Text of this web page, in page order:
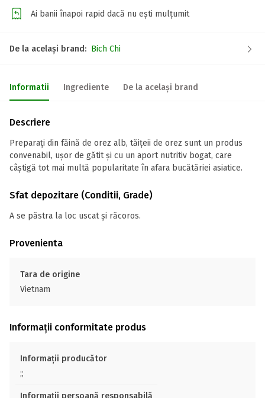
Ai banii înapoi rapid dacă nu ești mulțumit
De la același brand: Bich Chi
Informatii Ingrediente De la același brand
Descriere
Preparați din făină de orez alb, tăițeii de orez sunt un produs
convenabil, ușor de gătit și cu un aport nutritiv bogat, care
câștigă tot mai multă popularitate în afara bucătăriei asiatice.
Sfat depozitare (Conditii, Grade)
A se păstra la loc uscat și răcoros.
Provenienta
Tara de origine
Vietnam
Informații conformitate produs
Informații producător
;;
Informații persoană responsabilă